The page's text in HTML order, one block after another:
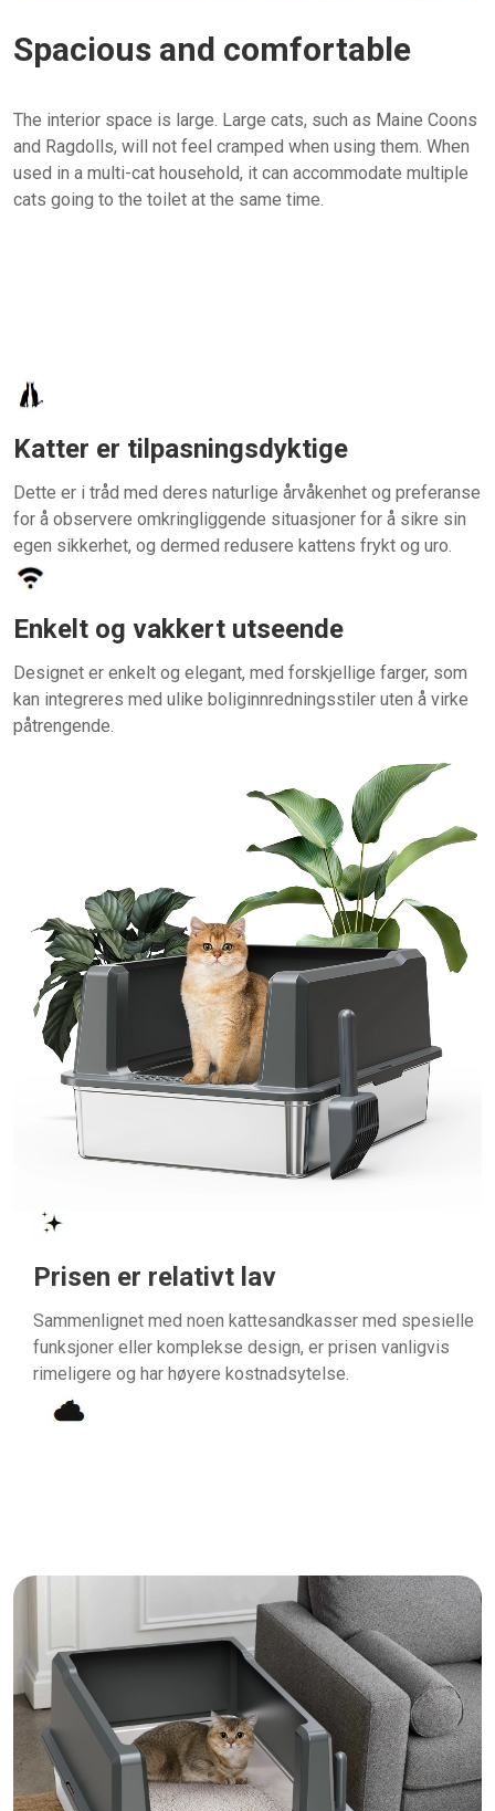
Spacious and comfortable
The interior space is large. Large cats, such as Maine Coons
and Ragdolls, will not feel cramped when using them. When
used in a multi-cat household, it can accommodate multiple
cats going to the toilet at the same time.
Katter er tilpasningsdyktige
Dette er i tråd med deres naturlige årvåkenhet og preferanse
for å observere omkringliggende situasjoner for å sikre sin
egen sikkerhet, og dermed redusere kattens frykt og uro.
Enkelt og vakkert utseende
Designet er enkelt og elegant, med forskjellige farger, som
kan integreres med ulike boliginnredningsstiler uten å virke
påtrengende.
Prisen er relativt lav
Sammenlignet med noen kattesandkasser med spesielle
funksjoner eller komplekse design, er prisen vanligvis
rimeligere og har høyere kostnadsytelse.